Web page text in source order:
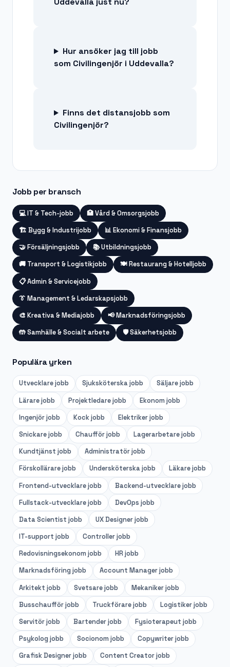
Hur ansöker jag till jobb
som Civilingenjör i Uddevalla?
Finns det distansjobb som
Civilingenjör?
Jobb per bransch
💻IT & Tech-jobb 🏥Vård & Omsorgsjobb
🏗️ Bygg & Industrijobb 📊Ekonomi & Finansjobb
🤝Försäljningsjobb 📚Utbildningsjobb
🚚 Transport & Logistikjobb 🍽️Restaurang & Hotelljobb
📋Admin & Servicejobb
👔 Management & Ledarskapsjobb
🎨 Kreativa & Mediajobb 📢Marknadsföringsjobb
🤲Samhälle & Socialt arbete 🛡️Säkerhetsjobb
Populära yrken
Utvecklarejobb Sjuksköterskajobb Säljarejobb
Lärarejobb Projektledarejobb Ekonom jobb
Ingenjörjobb Kockjobb Elektrikerjobb
Snickarejobb Chaufförjobb Lagerarbetarejobb
Kundtjänst jobb Administratörjobb
Förskollärarejobb Undersköterskajobb Läkarejobb
Frontend-utvecklarejobb Backend-utvecklarejobb
Fullstack-utvecklarejobb DevOps jobb
Data Scientist jobb UX Designerjobb
IT-support jobb Controllerjobb
Redovisningsekonom jobb HR jobb
Marknadsföring jobb Account Managerjobb
Arkitekt jobb Svetsarejobb Mekanikerjobb
Busschaufförjobb Truckförarejobb Logistikerjobb
Servitörjobb Bartenderjobb Fysioterapeut jobb
Psykolog jobb Socionom jobb Copywriterjobb
Grafisk Designerjobb Content Creatorjobb